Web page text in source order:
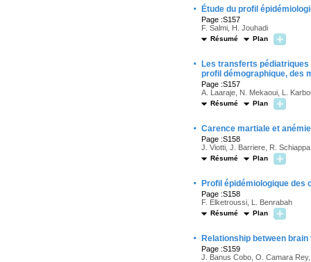
· Étude du profil
Page :S157
F. Salmi, H. Jouhadi
Résumé Plan
·
Les transferts pédiatriques
profil démographique, des
Page :S157
A. Laaraje, N. Mekaoui, L.
Résumé Plan
· Carence martiale et
Page :S158
J. Viotti, J. Barriere, R.
Résumé Plan
· Profil épidémiologique des
Page :S158
F. Elketroussi, L. Benrabah
Résumé Plan
· Relationship between
Page :S159
J. Banus Cobo, O. Camara